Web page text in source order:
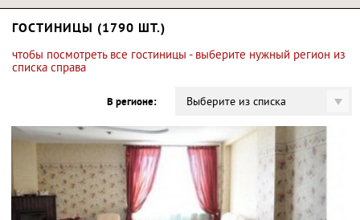
ГОСТИНИЦЫ (1790 ШТ.)
чтобы посмотреть все гостиницы - выберите нужный регион из
списка справа
В регионе: Выберите из списка